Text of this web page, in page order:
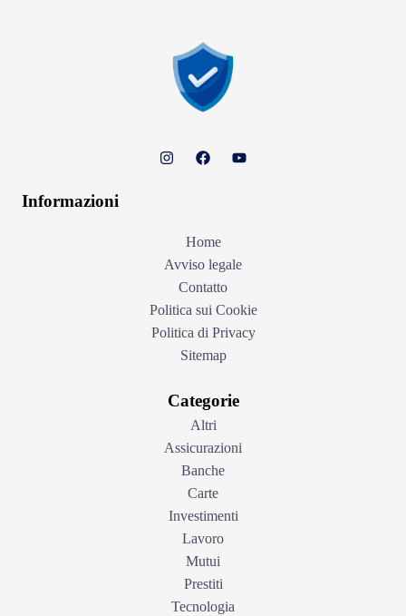
Informazioni
Home
Avviso legale
Contatto
Politica sui Cookie
Politica di Privacy
Sitemap
Categorie
Altri
Assicurazioni
Banche
Carte
Investimenti
Lavoro
Mutui
Prestiti
Tecnologia